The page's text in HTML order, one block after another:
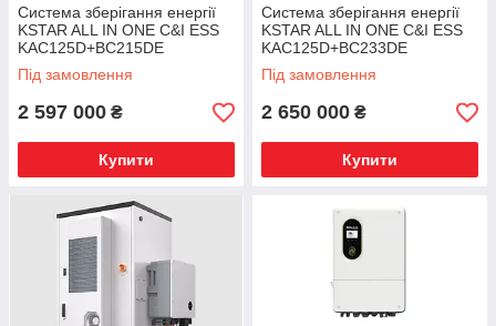
Система зберігання енергії
KSTAR ALL IN ONE C&I ESS
KAC125D+BC215DE
Під замовлення
2 597 000 ₴
Купити
Система зберігання енергії
KSTAR ALL IN ONE C&I ESS
KAC125D+BC233DE
Під замовлення
2 650 000 ₴
Купити